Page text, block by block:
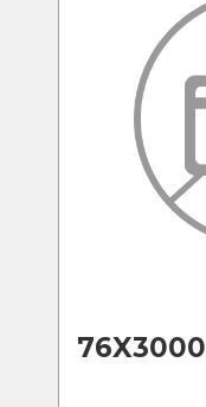
76X3000